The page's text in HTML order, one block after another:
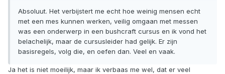
Absoluut. Het verbijstert me echt hoe weinig mensen echt
met een mes kunnen werken, veilig omgaan met messen
was een onderwerp in een bushcraft cursus en ik vond het
belachelijk, maar de cursusleider had gelijk. Er zijn
basisregels, volg die, en oefen dan. Veel en vaak.
Ja het is niet moeilijk, maar ik verbaas me wel, dat er veel